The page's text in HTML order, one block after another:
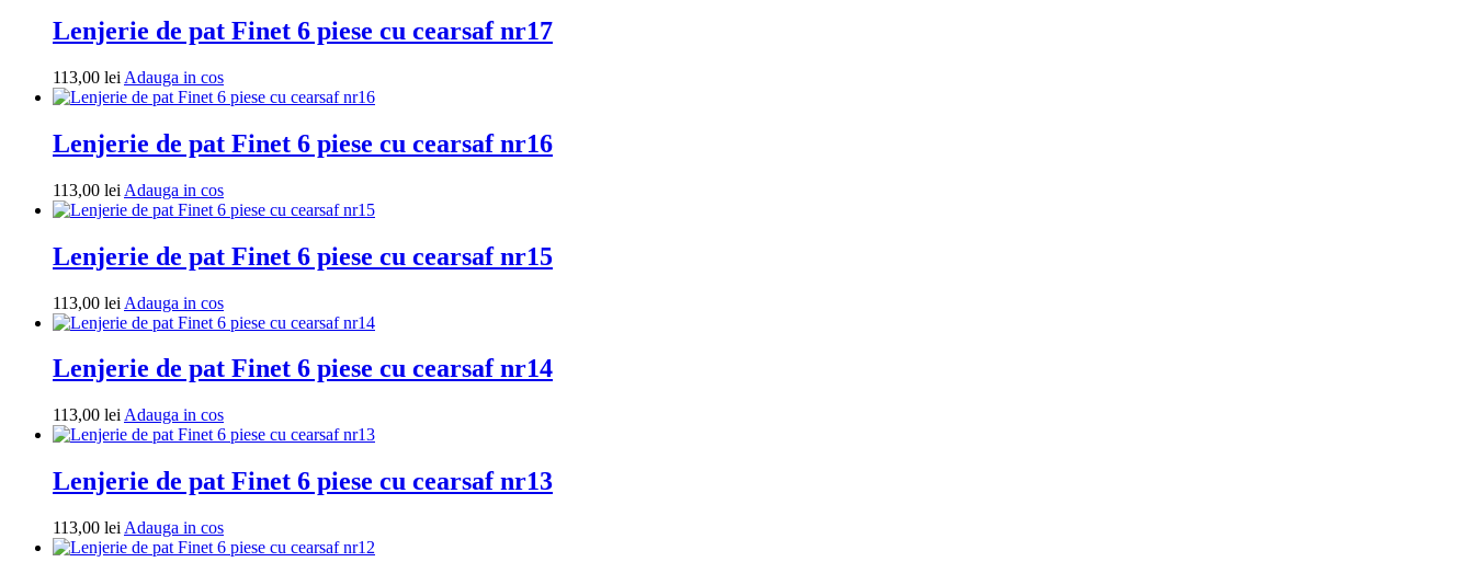
Lenjerie de pat Finet 6 piese cu cearsaf nr17
113,00 lei Adauga in cosAdauga
in
Lenjerie de pat Finet 6 piese cu cearsaf nr16
113,00 lei Adauga in cosAdauga
in
Lenjerie de pat Finet 6 piese cu cearsaf nr15
113,00 lei Adauga in cosAdauga
in
Lenjerie de pat Finet 6 piese cu cearsaf nr14
113,00 lei Adauga in cosAdauga
in
Lenjerie de pat Finet 6 piese cu cearsaf nr13
113,00 lei Adauga in cosAdauga
in